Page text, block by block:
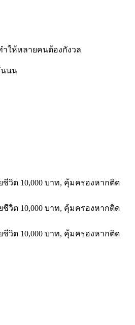
ให้หลายคนต้องกังวล
นนน
ชีวิต 10,000 บาท, คุ้มครองหากติด
ชีวิต 10,000 บาท, คุ้มครองหากติด
ชีวิต 10,000 บาท, คุ้มครองหากติด